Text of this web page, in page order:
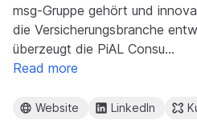
msg-Gruppe gehört und
die Versicherungsbranche
überzeugt die PiAL Consu…
Read more
Website LinkedIn